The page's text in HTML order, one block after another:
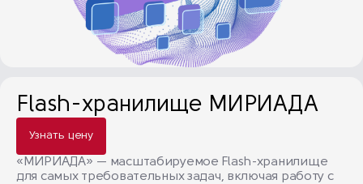
Flash-хранилище МИРИАДА
Узнать цену
«МИРИАДА» — масштабируемое Flash-хранилище
для самых требовательных задач, включая работу с